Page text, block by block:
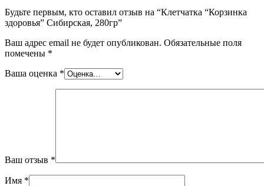
Будьте первым, кто оставил отзыв на “Клетчатка “Корзинка
здоровья” Сибирская, 280гр”
Ваш адрес email не будет опубликован. Обязательные поля
помечены *
Ваша оценка *
Ваш отзыв *
Имя *